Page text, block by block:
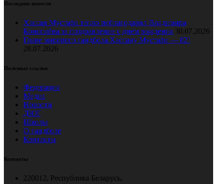
Последние новости
Хассан Мустафа тепло поблагодарил Владимира
Коноплёва за поздравление с днем рождения 30.07.2026
Главе мирового гандбола Хассану Мустафе — 82!
28.07.2026
Полезные ссылки
Федерация
Медиа
Новости
ДЮГ
Школы
О гандболе
Контакты
Контакты
220012, Республика Беларусь,